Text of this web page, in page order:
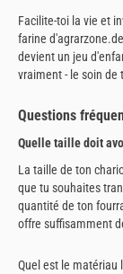
Facilite-toi la vie et
farine
devient un jeu
vraiment - le soin de
Questions
Quelle taille doit
La taille de ton
que tu souhaites
quantité de ton
offre suffisamment
Quel est le matériau